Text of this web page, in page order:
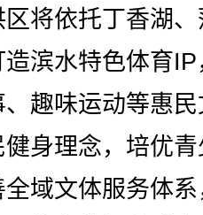
将依托丁香湖、
滨水特色体育
趣味运动等惠
身理念，培优
域文体服务体